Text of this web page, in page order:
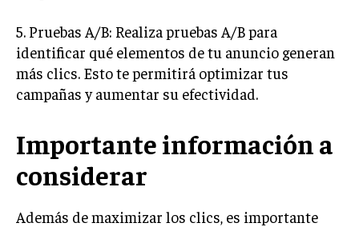
GOBIERNO CORPORATIVO
NEGOCIOS
ESTRATEGIAS DE NEGOCIOS
MARKETING B2C
FRANQUICIAS
MARKETING DE INFLUENCERS
5. Pruebas A/B: Realiza pruebas A/B para
identificar qué elementos de tu anuncio generan
más clics. Esto te permitirá optimizar tus
campañas y aumentar su efectividad.
Importante información a
considerar
Además de maximizar los clics, es importante